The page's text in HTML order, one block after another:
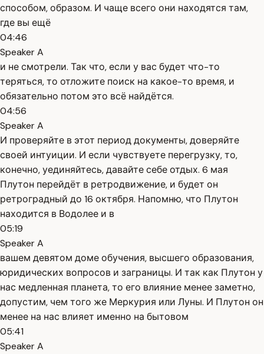
способом, образом. И чаще всего они находятся там,
где вы ещё
04:46
Speaker A
и не смотрели. Так что, если у вас будет что-то
теряться, то отложите поиск на какое-то время, и
обязательно потом это всё найдётся.
04:56
Speaker A
И проверяйте в этот период документы, доверяйте
своей интуиции. И если чувствуете перегрузку, то,
конечно, уединяйтесь, давайте себе отдых. 6 мая
Плутон перейдёт в ретродвижение, и будет он
ретроградный до 16 октября. Напомню, что Плутон
находится в Водолее и в
05:19
Speaker A
вашем девятом доме обучения, высшего образования,
юридических вопросов и заграницы. И так как Плутон у
нас медленная планета, то его влияние менее заметно,
допустим, чем того же Меркурия или Луны. И Плутон он
менее на нас влияет именно на бытовом
05:41
Speaker A